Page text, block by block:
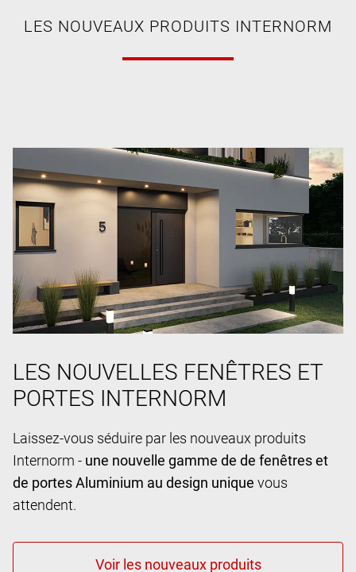
LES NOUVEAUX PRODUITS INTERNORM
LES NOUVELLES FENÊTRES ET
PORTES INTERNORM
Laissez-vous séduire par les nouveaux produits
Internorm - une nouvelle gamme de de fenêtres et
de portes Aluminium au design unique vous
attendent.